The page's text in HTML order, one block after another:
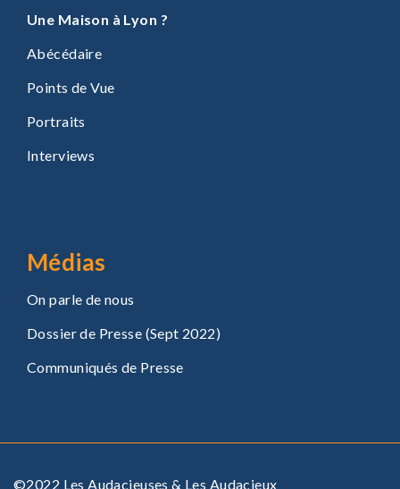
Une Maison à Lyon ?
Abécédaire
Points de Vue
Portraits
Interviews
Médias
On parle de nous
Dossier de Presse (Sept 2022)
Communiqués de Presse
©2022 Les Audacieuses & Les Audacieux